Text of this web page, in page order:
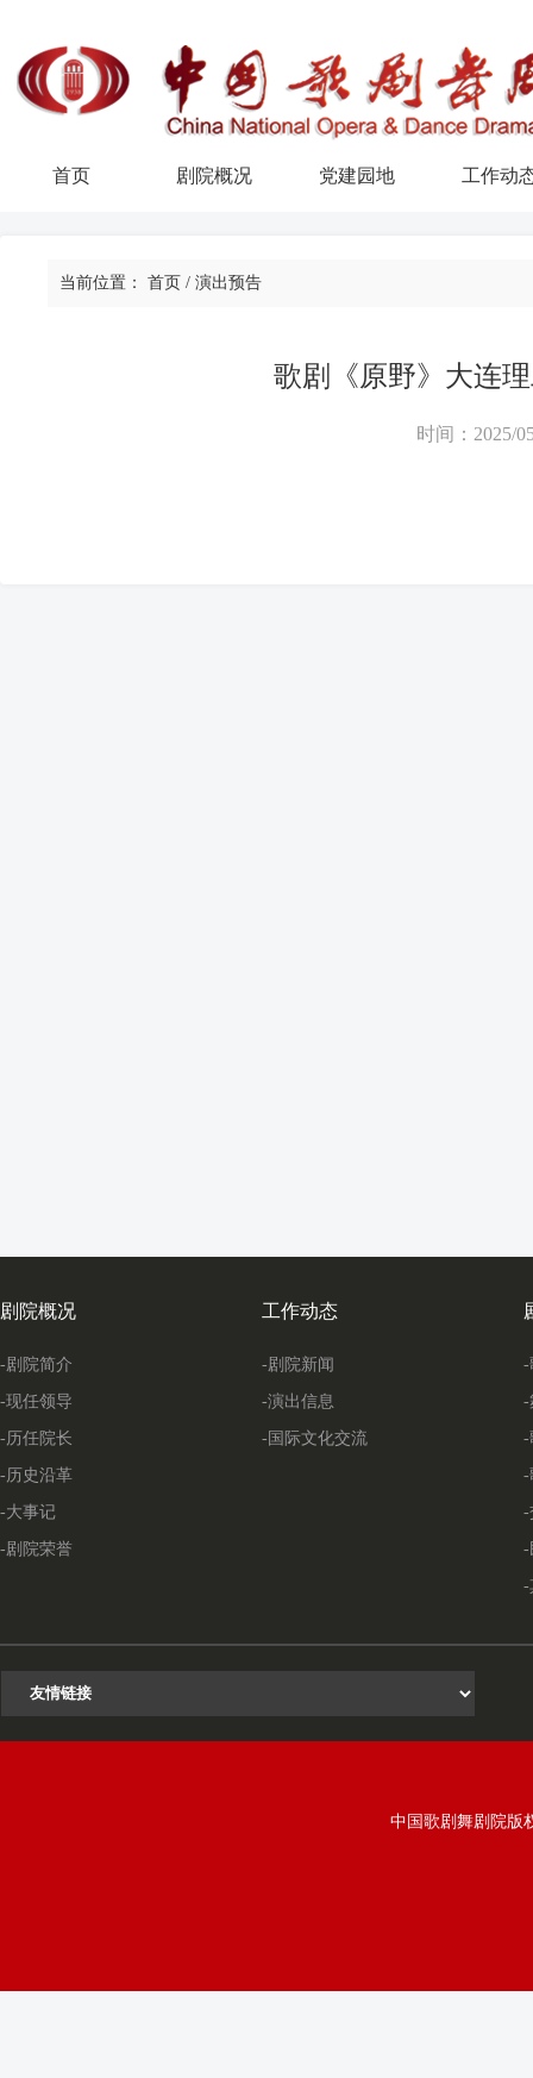
首页 剧院概况 党建园地 工作动
当前位置： 首页 / 演出预告
歌剧《原野》大连
时间：2025/
剧院概况
-剧院简介
-现任领导
-历任院长
-历史沿革
-大事记
-剧院荣誉
工作动态
-剧院新闻
-演出信息
-国际文化交流
-
-
-
-
-
-
-
中国歌剧舞剧院版